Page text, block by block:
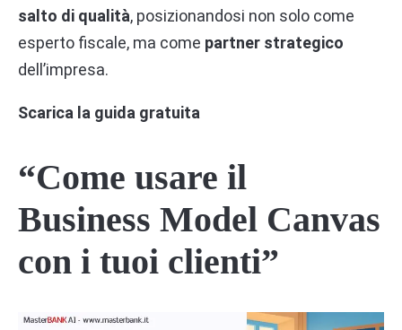
salto di qualità, posizionandosi non solo come
esperto fiscale, ma come partner strategico
dell’impresa.
Scarica la guida gratuita
“Come usare il
Business Model Canvas
con i tuoi clienti”